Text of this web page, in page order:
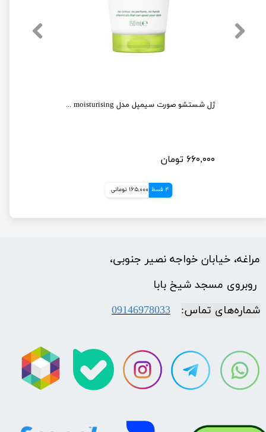
ژل شستشو صورت سیمپل مدل moisturising حجم 150 میلی لیتر
۶۶۰,۰۰۰ تومان
4 قسط 165,000 تومانی
مراغه، خیابان خواجه نصیر جنوبی،
​​​​​​​ روبروی مسجد شیخ بابا
شماره‌‌های تماس:
09146978033